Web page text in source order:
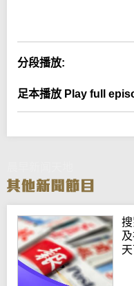
分段播放:
足本播放 Play full
天